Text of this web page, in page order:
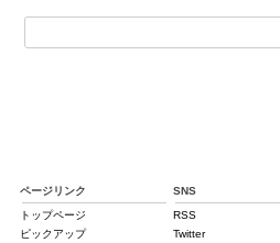
ページリンク
トップページ
ピックアップ
SNS
RSS
Twitter